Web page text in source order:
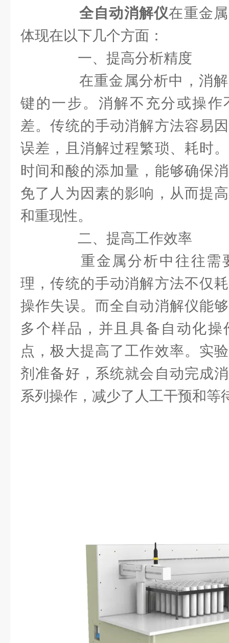
全自动消解仪在重金
体现在以下几个方面：
一、提高分析精度
在重金属分析中，消解
键的一步。消解不充分或操作
差。传统的手动消解方法容易
误差，且消解过程繁琐、耗时
时间和酸的添加量，能够确保
免了人为因素的影响，从而提
和重现性。
二、提高工作效率
重金属分析中往往需
理，传统的手动消解方法不仅
操作失误。而全自动消解仪能
多个样品，并且具备自动化
点，极大提高了工作效率。实
剂准备好，系统就会自动完成
系列操作，减少了人工干预和等